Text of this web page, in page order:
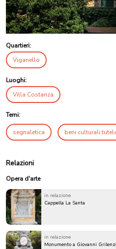
Quartieri:
Viganello
Luoghi:
Villa Costanza
Temi:
segnaletica beni culturali
Relazioni
Opera d'arte
in relazione
Cappella La Santa
in relazione
Monumento a Giovanni